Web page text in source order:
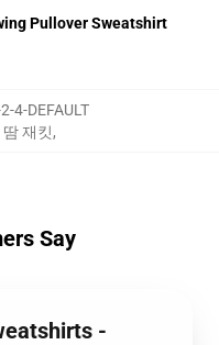
Pullover Sweatshirt
4-DEFAULT
재킷,
Say
-